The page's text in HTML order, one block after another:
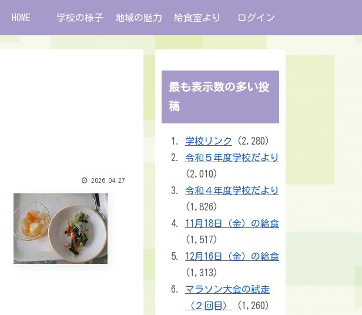
HOME 学校の様子 地域の魅力 給食室より ログイン
2026.04.27
最も表示数の多い投
稿
学校リンク
(2,280)
令和５年度学校だより
(2,010)
令和４年度学校だより
(1,826)
11月18日（金）の給食
(1,517)
12月16日（金）の給食
(1,313)
マラソン大会の試走
（２回目）
(1,260)